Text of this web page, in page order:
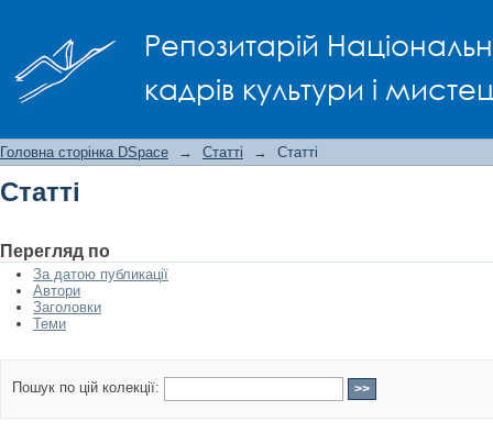
Репозитарій
кадрів культури і
Головна сторінка DSpace → Статті → Статті
Статті
Перегляд по
За датою публикації
Автори
Заголовки
Теми
Пошук по цій колекції: